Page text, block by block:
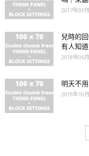
2017年03
兒時的
有人知道
2018年06
明天不
2019年10